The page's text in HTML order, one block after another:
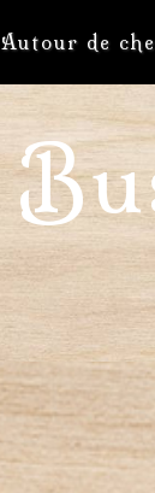
Autour de